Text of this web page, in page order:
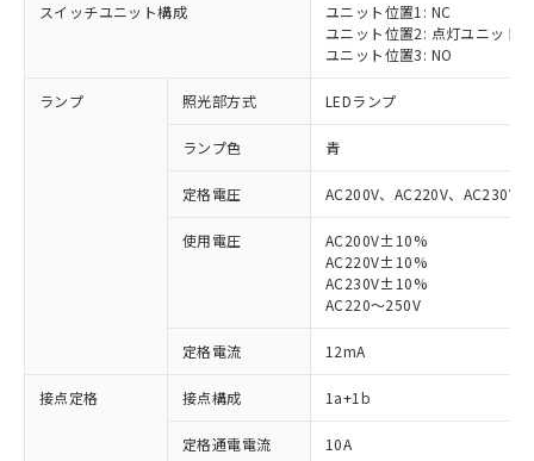
スイッチユニット構成
ユニット位置1: NC
ユニット位置2: 点灯ユニット
ユニット位置3: NO
ランプ 照光部方式 LEDランプ
ランプ色 青
定格電圧 AC200V、AC220V、AC230V
使用電圧
AC200V±10%
AC220V±10%
AC230V±10%
AC220～250V
定格電流 12mA
接点定格 接点構成 1a+1b
定格通電電流 10A
※1 対応状況
対応済み：EU RoHS指令（10物質）の